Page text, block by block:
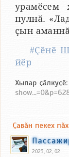
урамӗсем
пулнӑ.
ҫын
#Ҫӗнӗ
йӗр
Хыпар ҫӑлкуҫӗ:
Ҫавӑн пекех
2023, 02, 02